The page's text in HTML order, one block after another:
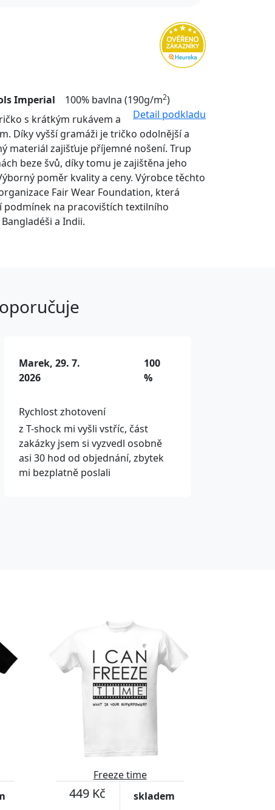
Imperial 100% bavlna (190g/m2)
Detail podkladu
s krátkým rukávem a
Díky vyšší gramáži je tričko odolnější a
materiál zajišťuje příjemné nošení. Trup
beze švů, díky tomu je zajištěna jeho
poměr kvality a ceny. Výrobce těchto
Fair Wear Foundation, která
podmínek na pracovištích textilního
a Indii.
Marek, 29. 7.
2026
100
%
Rychlost zhotovení
z T-shock mi vyšli vstříc, část
zakázky jsem si vyzvedl osobně
asi 30 hod od objednání, zbytek
mi bezplatně poslali
Freeze time
449 Kč skladem